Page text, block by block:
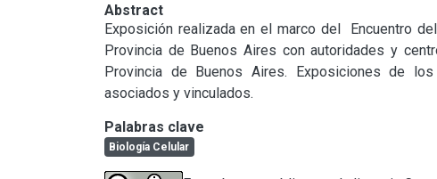
Abstract
Exposición realizada en el marco del  Encuentro
Provincia de Buenos Aires con autoridades y
Provincia de Buenos Aires. Exposiciones de
asociados y vinculados.
Palabras clave
Biología Celular